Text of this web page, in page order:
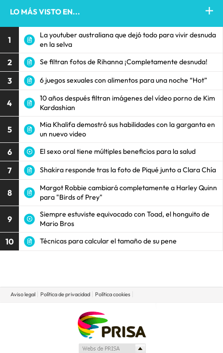
LO MÁS VISTO EN...
1
La youtuber australiana que dejó todo para vivir desnuda
en la selva
2 Se filtran fotos de Rihanna ¡Completamente desnuda!
3 6 juegos sexuales con alimentos para una noche “Hot”
4
10 años después filtran imágenes del vídeo porno de Kim
Kardashian
5
Mia Khalifa demostró sus habilidades con la garganta en
un nuevo video
6 El sexo oral tiene múltiples beneficios para la salud
7 Shakira responde tras la foto de Piqué junto a Clara Chía
8
Margot Robbie cambiará completamente a Harley Quinn
para "Birds of Prey"
9
Siempre estuviste equivocado con Toad, el honguito de
Mario Bros
10 Técnicas para calcular el tamaño de su pene
Aviso legal Política de privacidad Política cookies